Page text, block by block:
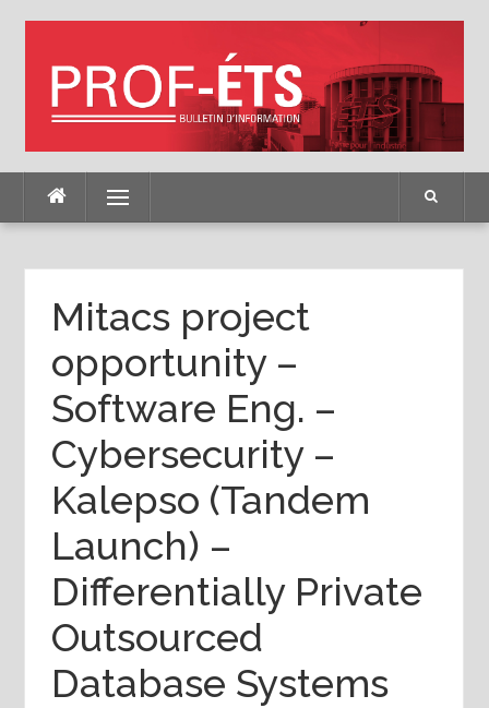
Menu
Mitacs project
opportunity –
Software Eng. –
Cybersecurity –
Kalepso (Tandem
Launch) –
Differentially Private
Outsourced
Database Systems